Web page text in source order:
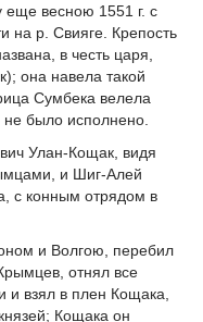
еще весною 1551 г. с
на р. Свияге. Крепость
в честь царя,
она навела такой
Сумбека велела
не было исполнено.
Улан-Кощак, видя
и Шиг-Алей
с конным отрядом в
и Волгою, перебил
отнял все
и взял в плен Кощака,
Кощака он